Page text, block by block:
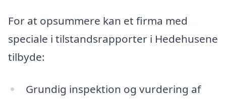
For at opsummere kan et firma med
speciale i tilstandsrapporter i Hedehusene
tilbyde:
Grundig inspektion og vurdering af